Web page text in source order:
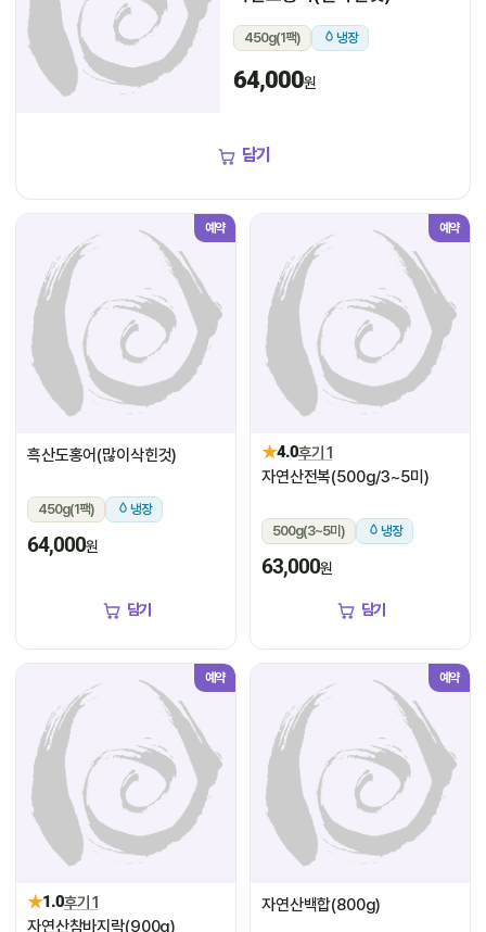
450g(1팩) 냉장
64,000원
담기
예약
흑산도홍어(많이삭힌것)
450g(1팩) 냉장
64,000원
담기
예약
★4.0후기 1
자연산전복(500g/3~5미)
500g(3~5미) 냉장
63,000원
담기
예약
★1.0후기 1
자연산참바지락(900g)
예약
자연산백합(800g)